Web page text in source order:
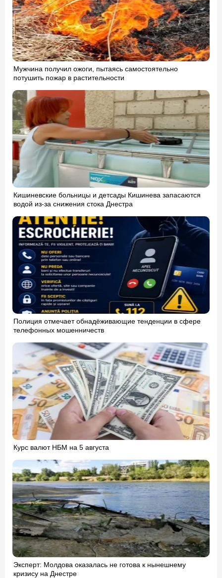
Мужчина получил ожоги, пытаясь самостоятельно
потушить пожар в растительности
Кишиневские больницы и детсады Кишинева запасаются
водой из-за снижения стока Днестра
Полиция отмечает обнадёживающие тенденции в сфере
телефонных мошенничеств
Курс валют НБМ на 5 августа
Эксперт: Молдова оказалась не готова к нынешнему
кризису на Днестре